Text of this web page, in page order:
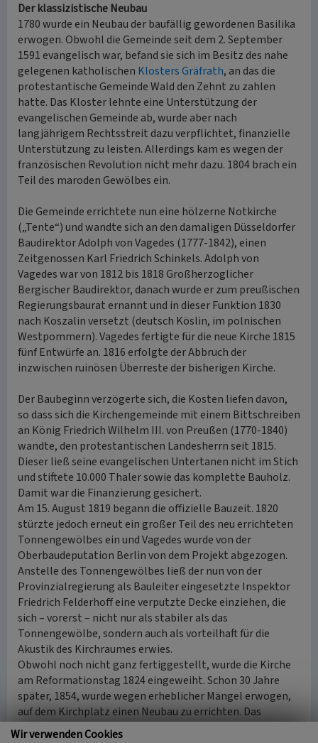
Der klassizistische Neubau
1780 wurde ein Neubau der baufällig gewordenen Basilika
erwogen. Obwohl die Gemeinde seit dem 2. September
1591 evangelisch war, befand sie sich im Besitz des nahe
gelegenen katholischen Klosters Gräfrath, an das die
protestantische Gemeinde Wald den Zehnt zu zahlen
hatte. Das Kloster lehnte eine Unterstützung der
evangelischen Gemeinde ab, wurde aber nach
langjährigem Rechtsstreit dazu verpflichtet, finanzielle
Unterstützung zu leisten. Allerdings kam es wegen der
französischen Revolution nicht mehr dazu. 1804 brach ein
Teil des maroden Gewölbes ein.
Die Gemeinde errichtete nun eine hölzerne Notkirche
(„Tente“) und wandte sich an den damaligen Düsseldorfer
Baudirektor Adolph von Vagedes (1777-1842), einen
Zeitgenossen Karl Friedrich Schinkels. Adolph von
Vagedes war von 1812 bis 1818 Großherzoglicher
Bergischer Baudirektor, danach wurde er zum preußischen
Regierungsbaurat ernannt und in dieser Funktion 1830
nach Koszalin versetzt (deutsch Köslin, im polnischen
Westpommern). Vagedes fertigte für die neue Kirche 1815
fünf Entwürfe an. 1816 erfolgte der Abbruch der
inzwischen ruinösen Überreste der bisherigen Kirche.
Der Baubeginn verzögerte sich, die Kosten liefen davon,
so dass sich die Kirchengemeinde mit einem Bittschreiben
an König Friedrich Wilhelm III. von Preußen (1770-1840)
wandte, den protestantischen Landesherrn seit 1815.
Dieser ließ seine evangelischen Untertanen nicht im Stich
und stiftete 10.000 Thaler sowie das komplette Bauholz.
Damit war die Finanzierung gesichert.
Am 15. August 1819 begann die offizielle Bauzeit. 1820
stürzte jedoch erneut ein großer Teil des neu errichteten
Tonnengewölbes ein und Vagedes wurde von der
Oberbaudeputation Berlin von dem Projekt abgezogen.
Anstelle des Tonnengewölbes ließ der nun von der
Provinzialregierung als Bauleiter eingesetzte Inspektor
Friedrich Felderhoff eine verputzte Decke einziehen, die
sich – vorerst – nicht nur als stabiler als das
Tonnengewölbe, sondern auch als vorteilhaft für die
Akustik des Kirchraumes erwies.
Obwohl noch nicht ganz fertiggestellt, wurde die Kirche
am Reformationstag 1824 eingeweiht. Schon 30 Jahre
später, 1854, wurde wegen erheblicher Mängel erwogen,
auf dem Kirchplatz einen Neubau zu errichten. Das
Presbyterium entschied sich jedoch für eine Renovierung,
Wir verwenden Cookies